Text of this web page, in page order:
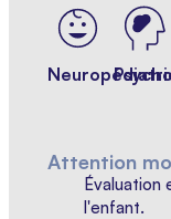
Attention
Évaluation
l'enfant.